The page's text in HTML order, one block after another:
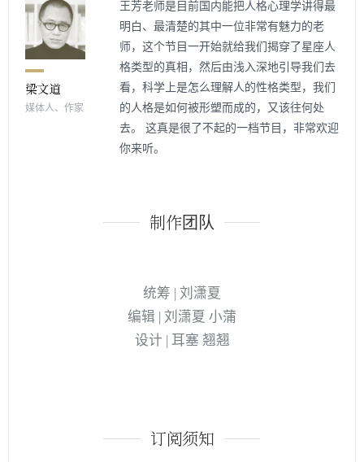
媒体人、作家
王芳老师是目前国内能把人格心理学讲得最
明白、最清楚的其中一位非常有魅力的老
师，这个节目一开始就给我们揭穿了星座人
格类型的真相，然后由浅入深地引导我们去
看，科学上是怎么理解人的性格类型，我们
的人格是如何被形塑而成的，又该往何处
去。 这真是很了不起的一档节目，非常欢迎
你来听。
制作团队
统筹 | 刘潇夏
编辑 | 刘潇夏 小蒲
设计 | 耳塞 翘翘
订阅须知